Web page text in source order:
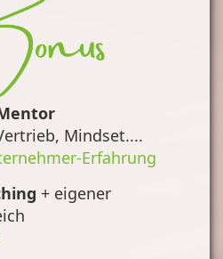
Mindset....
Erfahrung
+ eigener